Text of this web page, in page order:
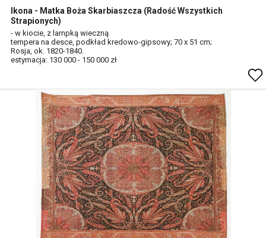
Ikona - Matka Boża Skarbiaszcza (Radość Wszystkich
Strapionych)
- w kiocie, z lampką wieczną
tempera na desce, podkład kredowo-gipsowy; 70 x 51 cm;
Rosja, ok. 1820-1840.
estymacja: 130 000 - 150 000 zł